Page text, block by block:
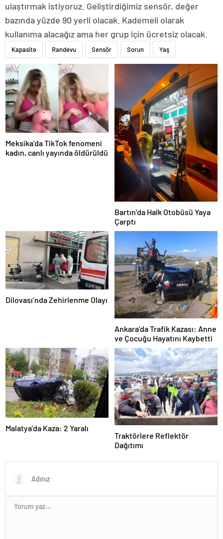
ulaştırmak istiyoruz. Geliştirdiğimiz sensör, değer
bazında yüzde 90 yerli olacak. Kademeli olarak
kullanıma alacağız ama her grup için ücretsiz olacak.
Kapasite Randevu Sensör Sorun Yaş
Meksika’da TikTok fenomeni
kadın, canlı yayında öldürüldü
Bartın’da Halk Otobüsü Yaya
Çarptı
Dilovası’nda Zehirlenme Olayı
Ankara’da Trafik Kazası: Anne
ve Çocuğu Hayatını Kaybetti
Malatya’da Kaza: 2 Yaralı
Traktörlere Reflektör
Dağıtımı